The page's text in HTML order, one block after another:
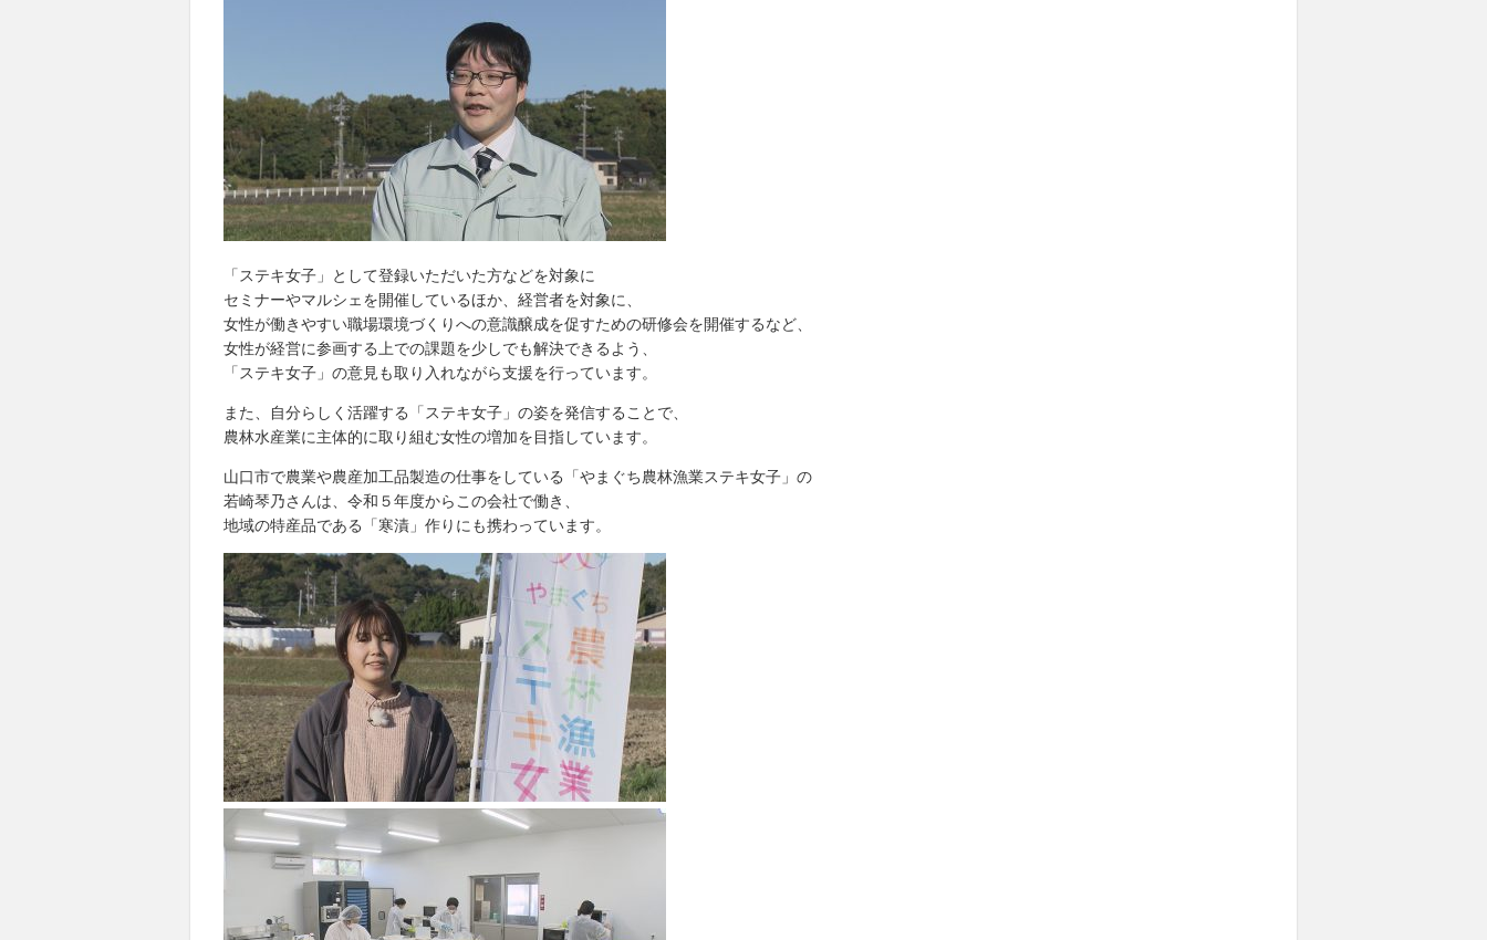
「ステキ女子」として登録いただいた方などを対象に
セミナーやマルシェを開催しているほか、経営者を対象に、
女性が働きやすい職場環境づくりへの意識醸成を促すための研修会を開催するなど、
女性が経営に参画する上での課題を少しでも解決できるよう、
「ステキ女子」の意見も取り入れながら支援を行っています。
また、自分らしく活躍する「ステキ女子」の姿を発信することで、
農林水産業に主体的に取り組む女性の増加を目指しています。
山口市で農業や農産加工品製造の仕事をしている「やまぐち農林漁業ステキ女子」の
若崎琴乃さんは、令和５年度からこの会社で働き、
地域の特産品である「寒漬」作りにも携わっています。